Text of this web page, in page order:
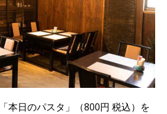
本日のパスタ」（800円 税込）を